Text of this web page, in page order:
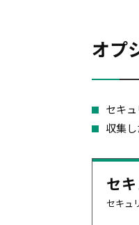
オプ
セキ
収集
セ
セキュ